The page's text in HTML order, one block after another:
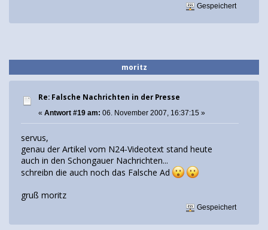
Gespeichert
moritz
Re: Falsche Nachrichten in der Presse
« Antwort #19 am: 06. November 2007, 16:37:15 »
servus,
genau der Artikel vom N24-Videotext stand heute
auch in den Schongauer Nachrichten...
schreibn die auch noch das Falsche Ad
gruß moritz
Gespeichert